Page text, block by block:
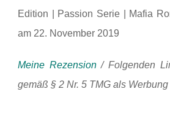
Edition | Passion Serie | Mafia
am 22. November 2019
Meine Rezension/ Folgenden
gemäß § 2 Nr. 5 TMG als